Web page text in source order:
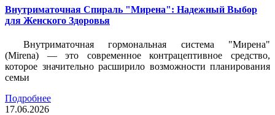
Внутриматочная Спираль "Мирена": Надежный Выбор
для Женского Здоровья
Внутриматочная гормональная система "Мирена"
(Mirena) — это современное контрацептивное средство,
которое значительно расширило возможности планирования
семьи
Подробнее
17.06.2026